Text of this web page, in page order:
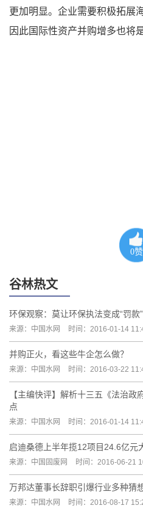
更加明显。企业需要积极拓展
因此国际性资产并购增多也将
0赞
谷林热文
环保观察：莫让环保执法变成“罚款
来源：中国水网 时间：2016-01-14
并购正火，看这些牛企怎么做？
来源：中国水网 时间：2016-03-22
【主编快评】解析十三五《法治政
点
来源：中国水网 时间：2016-01-14
启迪桑德上半年揽12项目24.6亿元
来源：中国固废网 时间：2016-06-21
万邦达董事长辞职引爆行业多种猜
来源：中国水网 时间：2016-08-17